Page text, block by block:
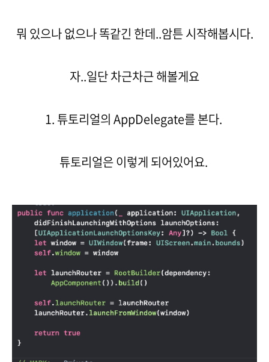
뭐 있으나 없으나 똑같긴 한데..암튼 시작해봅시다.
자..일단 차근차근 해볼게요
1. 튜토리얼의 AppDelegate를 본다.
튜토리얼은 이렇게 되어있어요.